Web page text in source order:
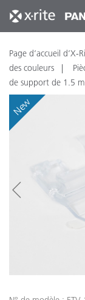
Page d’accueil d’X-
des couleurs
de support de 1.5
New